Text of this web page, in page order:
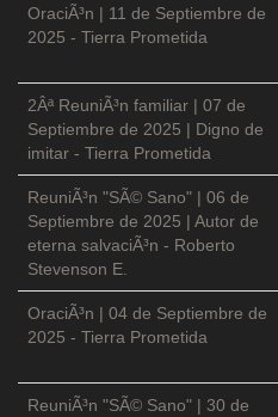
OraciÃ³n | 11 de Septiembre de
2025 - Tierra Prometida
2Âª ReuniÃ³n familiar | 07 de
Septiembre de 2025 | Digno de
imitar - Tierra Prometida
ReuniÃ³n "SÃ© Sano" | 06 de
Septiembre de 2025 | Autor de
eterna salvaciÃ³n - Roberto
Stevenson E.
OraciÃ³n | 04 de Septiembre de
2025 - Tierra Prometida
ReuniÃ³n "SÃ© Sano" | 30 de